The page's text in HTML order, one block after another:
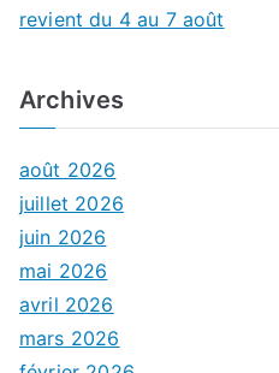
revient du 4 au 7 août
Archives
août 2026
juillet 2026
juin 2026
mai 2026
avril 2026
mars 2026